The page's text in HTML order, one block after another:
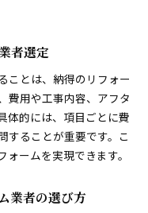
者選定
ことは、納得のリフォー
費用や工事内容、アフタ
体的には、項目ごとに費
することが重要です。こ
ームを実現できます。
業者の選び方